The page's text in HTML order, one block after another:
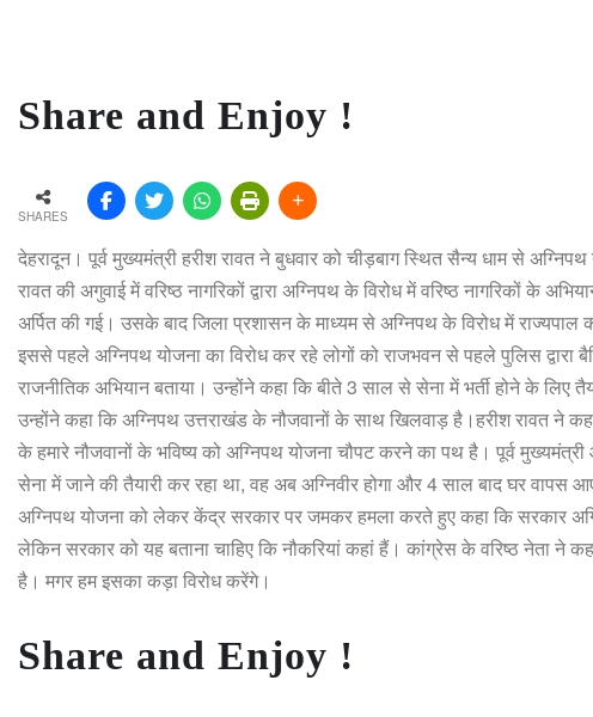
Share and Enjoy !
SHARES
देहरादून। पूर्व मुख्यमंत्री हरीश रावत ने बुधवार को चीड़बाग स्थित सैन्य धाम से
रावत की अगुवाई में वरिष्ठ नागरिकों द्वारा अग्निपथ के विरोध में वरिष्ठ नागरिकों के
अर्पित की गई। उसके बाद जिला प्रशासन के माध्यम से अग्निपथ के विरोध में राज्यपाल
इससे पहले अग्निपथ योजना का विरोध कर रहे लोगों को राजभवन से पहले पुलिस द्वारा
राजनीतिक अभियान बताया। उन्होंने कहा कि बीते 3 साल से सेना में भर्ती होने के लिए
उन्होंने कहा कि अग्निपथ उत्तराखंड के नौजवानों के साथ खिलवाड़ है।हरीश रावत ने
के हमारे नौजवानों के भविष्य को अग्निपथ योजना चौपट करने का पथ है। पूर्व
सेना में जाने की तैयारी कर रहा था, वह अब अग्निवीर होगा और 4 साल बाद घर वापस
अग्निपथ योजना को लेकर केंद्र सरकार पर जमकर हमला करते हुए कहा कि सरकार
लेकिन सरकार को यह बताना चाहिए कि नौकरियां कहां हैं। कांग्रेस के वरिष्ठ नेता ने
है। मगर हम इसका कड़ा विरोध करेंगे।
Share and Enjoy !